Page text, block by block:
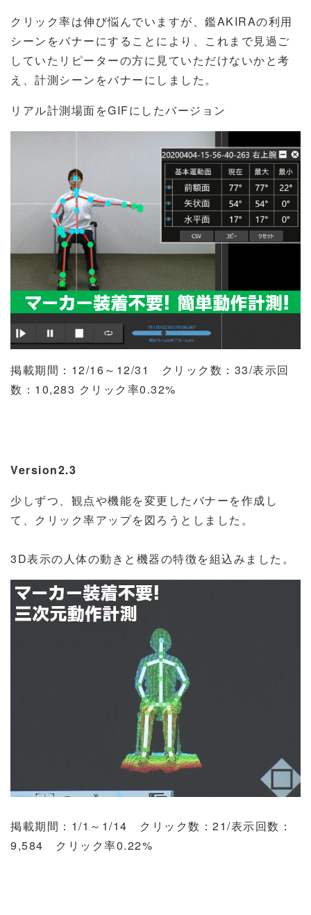
クリック率は伸び悩んでいますが、鑑AKIRAの利用
シーンをバナーにすることにより、これまで見過ご
していたリピーターの方に見ていただけないかと考
え、計測シーンをバナーにしました。
リアル計測場面をGIFにしたバージョン
掲載期間： 12/16～ 12/31 クリック数： 33/表示回
数： 10,283 クリック率0.32%
Version2.3
少しずつ、観点や機能を変更したバナーを作成し
て、クリック率アップを図ろうとしました。
3D表示の人体の動きと機器の特徴を組込みました。
掲載期間： 1/1 ～ 1/14 クリック数： 21/表示回数：
9,584 クリック率0.22%